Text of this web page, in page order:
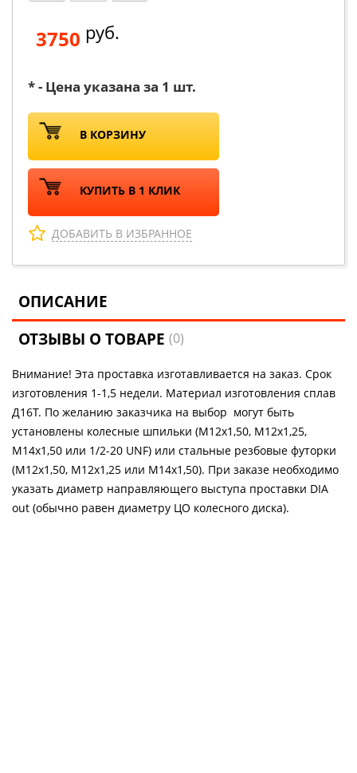
3750 руб.
* - Цена указана за 1 шт.
В КОРЗИНУ
КУПИТЬ В 1 КЛИК
ДОБАВИТЬ В ИЗБРАННОЕ
ОПИСАНИЕ
ОТЗЫВЫ О ТОВАРЕ(0)
Внимание! Эта проставка изготавливается на заказ. Срок
изготовления 1-1,5 недели. Материал изготовления сплав
Д16Т. По желанию заказчика на выбор могут быть
установлены колесные шпильки (М12х1,50, М12х1,25,
М14х1,50 или 1/2-20 UNF) или стальные резбовые футорки
(М12х1,50, М12х1,25 или М14х1,50). При заказе необходимо
указать диаметр направляющего выступа проставки DIA
out (обычно равен диаметру ЦО колесного диска).